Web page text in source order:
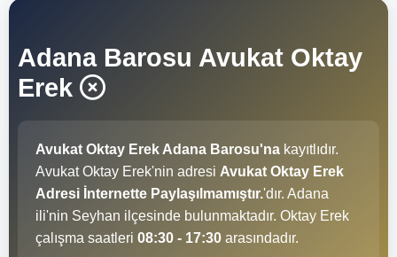
Adana Barosu Avukat Oktay
Erek
Avukat Oktay Erek Adana Barosu'na kayıtlıdır.
Avukat Oktay Erek'nin adresi Avukat Oktay Erek
Adresi İnternette Paylaşılmamıştır.'dır. Adana
ili'nin Seyhan ilçesinde bulunmaktadır. Oktay Erek
çalışma saatleri 08:30 - 17:30 arasındadır.